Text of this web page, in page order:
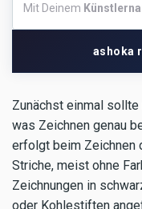
Deinem
Künstlernamen
Mit Deinem
ashoka
Zunächst einmal
was Zeichnen genau
erfolgt beim Zeichnen
Striche, meist ohne
Zeichnungen in
oder Kohlestiften